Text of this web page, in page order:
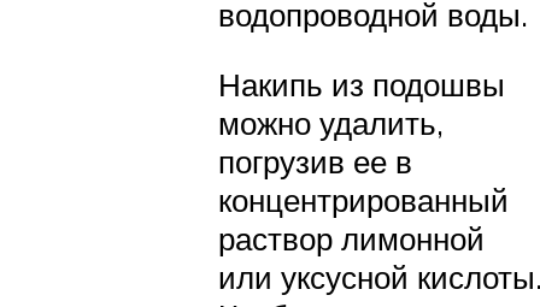
водопроводной воды.
Накипь из подошвы
можно удалить,
погрузив ее в
концентрированный
раствор лимонной
или уксусной